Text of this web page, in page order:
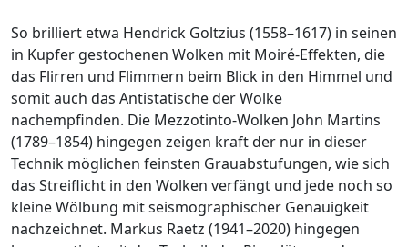
So brilliert etwa Hendrick Goltzius (1558–1617) in seinen
in Kupfer gestochenen Wolken mit Moiré-Effekten, die
das Flirren und Flimmern beim Blick in den Himmel und
somit auch das Antistatische der Wolke
nachempfinden. Die Mezzotinto-Wolken John Martins
(1789–1854) hingegen zeigen kraft der nur in dieser
Technik möglichen feinsten Grauabstufungen, wie sich
das Streiflicht in den Wolken verfängt und jede noch so
kleine Wölbung mit seismographischer Genauigkeit
nachzeichnet. Markus Raetz (1941–2020) hingegen